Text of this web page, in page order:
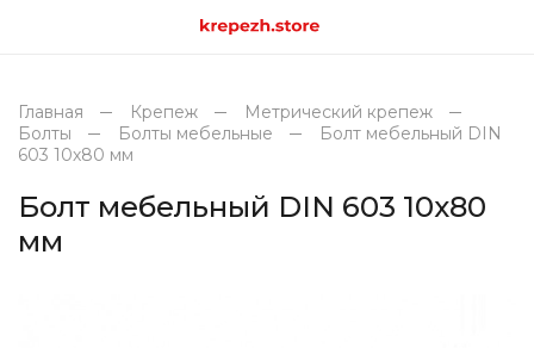
Главная Крепеж
Метрический крепеж
Болты
Болты мебельные
Болт мебельный DIN
603 10х80 мм
Болт мебельный DIN 603 10х80
мм